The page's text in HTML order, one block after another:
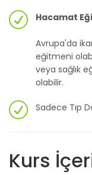
Hacamat
Avrupa'da
eğitmeni
veya sağlık
olabilir.
Sadece Tıp
Kurs